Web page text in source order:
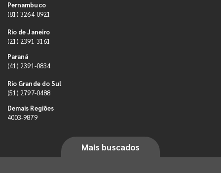
Pernambuco
(81) 3264-0921
Rio de Janeiro
(21) 2391-3161
Paraná
(41) 2391-0834
Rio Grande do Sul
(51) 2797-0488
Demais Regiões
4003-9879
Mais buscados